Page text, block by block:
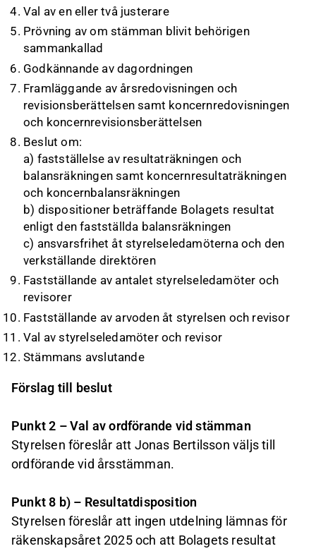
Val av en eller två justerare
Prövning av om stämman blivit behörigen
sammankallad
Godkännande av dagordningen
Framläggande av årsredovisningen och
revisionsberättelsen samt koncernredovisningen
och koncernrevisionsberättelsen
Beslut om:
a) fastställelse av resultaträkningen och
balansräkningen samt koncernresultaträkningen
och koncernbalansräkningen
b) dispositioner beträffande Bolagets resultat
enligt den fastställda balansräkningen
c) ansvarsfrihet åt styrelseledamöterna och den
verkställande direktören
Fastställande av antalet styrelseledamöter och
revisorer
Fastställande av arvoden åt styrelsen och revisor
Val av styrelseledamöter och revisor
Stämmans avslutande
Förslag till beslut
Punkt 2 – Val av ordförande vid stämman
Styrelsen föreslår att Jonas Bertilsson väljs till
ordförande vid årsstämman.
Punkt 8 b) – Resultatdisposition
Styrelsen föreslår att ingen utdelning lämnas för
räkenskapsåret 2025 och att Bolagets resultat